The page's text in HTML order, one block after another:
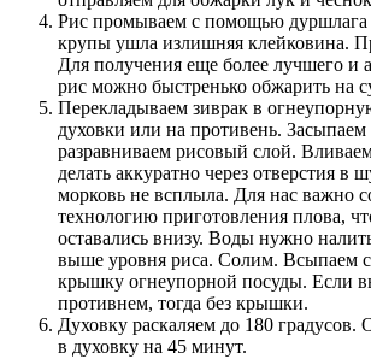
Рис промываем с помощью дуршлага
крупы ушла излишняя клейковина.
Для получения еще более лучшего и
рис можно быстренько обжарить на
Перекладываем зиврак в
духовки или на противень. Засыпаем
разравниваем рисовый слой.
делать аккуратно через отверстия в
морковь не всплыла. Для нас важно
технологию приготовления плова,
оставались внизу. Воды нужно
выше уровня риса. Солим. Всыпаем
крышку огнеупорной посуды. Если
противнем, тогда без крышки.
Духовку раскаляем до 180 градусов.
в духовку на 45 минут.